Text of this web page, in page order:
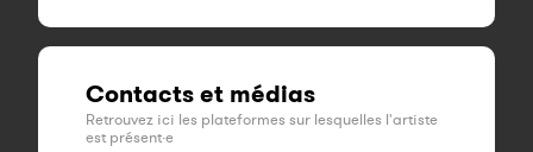
Contacts et médias
Retrouvez ici les plateformes sur lesquelles l'artiste
est présent·e